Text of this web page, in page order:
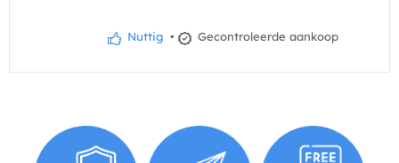
Nuttig • Gecontroleerde aankoop